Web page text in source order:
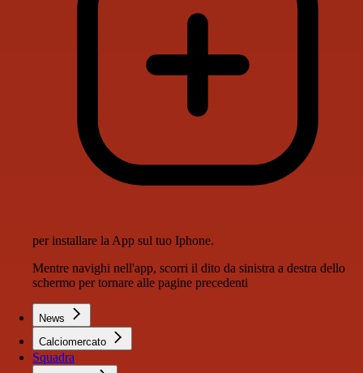
per installare la App sul tuo Iphone.
Mentre navighi nell'app, scorri il dito da sinistra a destra dello
schermo per tornare alle pagine precedenti
News
Calciomercato
Squadra